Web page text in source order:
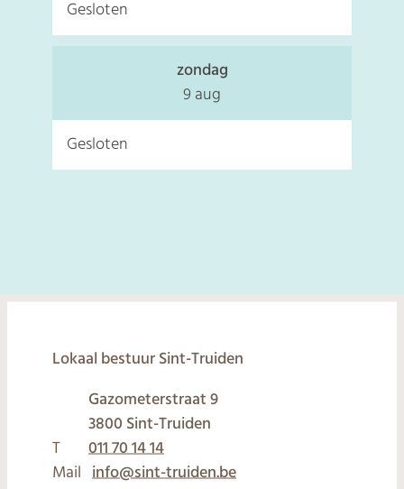
Gesloten
zondag
9 aug
Gesloten
© 2026
Lokaal bestuur Sint-Truiden
Gazometerstraat 9
,
3800 Sint-Truiden
T
011 70 14 14
Mail
info@sint-truiden.be